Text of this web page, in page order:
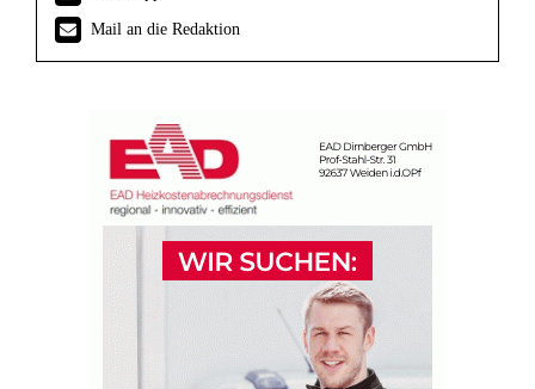
Mail an die Redaktion